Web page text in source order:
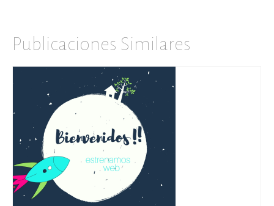
Publicaciones Similares